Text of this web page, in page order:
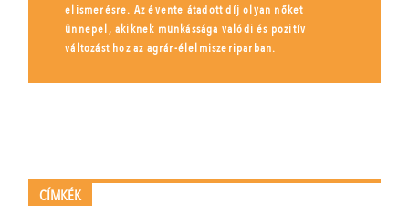
elismerésre. Az évente átadott díj olyan nőket
ünnepel, akiknek munkássága valódi és pozitív
változást hoz az agrár-élelmiszeriparban.
CÍMKÉK